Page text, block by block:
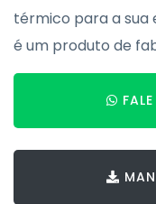
térmico para a sua
é um produto de